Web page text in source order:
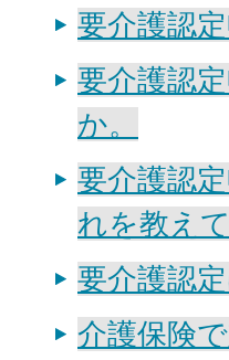
要介護認
要介護認
か。
要介護認
れを教え
要介護認
介護保険